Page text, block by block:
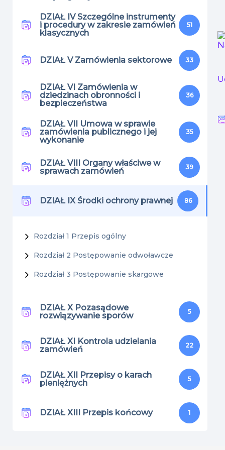
DZIAŁ IV Szczególne instrumenty
i procedury w zakresie zamówień
klasycznych
51
DZIAŁ V Zamówienia sektorowe 33
DZIAŁ VI Zamówienia w
dziedzinach obronności i
bezpieczeństwa
36
DZIAŁ VII Umowa w sprawie
zamówienia publicznego i jej
wykonanie
35
DZIAŁ VIII Organy właściwe w
sprawach zamówień
39
DZIAŁ IX Środki ochrony prawnej 86
Rozdział 1 Przepis ogólny
Rozdział 2 Postępowanie odwoławcze
Rozdział 3 Postępowanie skargowe
DZIAŁ X Pozasądowe
rozwiązywanie sporów
5
DZIAŁ XI Kontrola udzielania
zamówień
22
DZIAŁ XII Przepisy o karach
pieniężnych
5
DZIAŁ XIII Przepis końcowy 1